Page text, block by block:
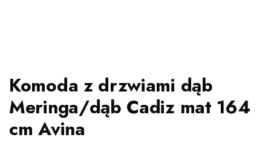
Komoda z drzwiami dąb
Meringa/dąb Cadiz mat 164
cm Avina